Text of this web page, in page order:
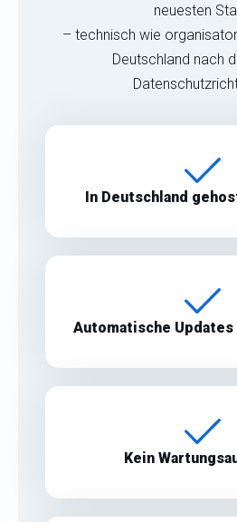
neuesten
– technisch wie
Deutschland nach
In Deutschland
Automatische Updates
Kein